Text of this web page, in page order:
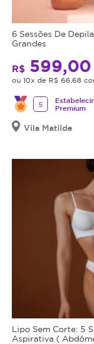
6 Sessões De
Grandes
R$ 599,00
ou 10x de R$ 66,68
5
Premium
Vila Matilde
Lipo Sem Corte: 5
Aspirativa (